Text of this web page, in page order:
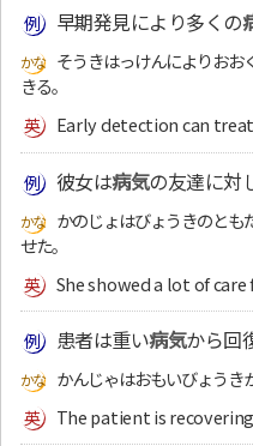
早期発見により多くの
そうきはっけんによりおお
きる。
Early detection can
彼女は病気の友達に対
かのじょはびょうきのとも
せた。
She showed a lot of
患者は重い病気から回
かんじゃはおもいびょうき
The patient is